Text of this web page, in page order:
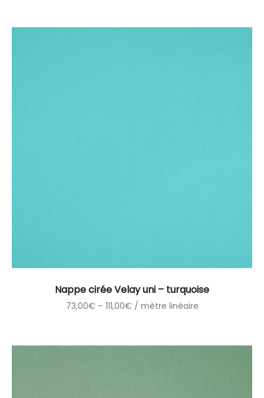
Nappe cirée Velay uni – turquoise
73,00€ – 111,00€ / mètre linéaire